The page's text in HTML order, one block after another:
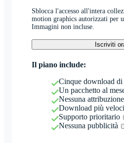
Sblocca l'accesso all'intera
motion graphics autorizzati per
Immagini non incluse.
Iscriviti
Il piano include:
Cinque download di
Un pacchetto al
Nessuna
Download più veloci
Supporto prioritario
Nessuna pubblicità